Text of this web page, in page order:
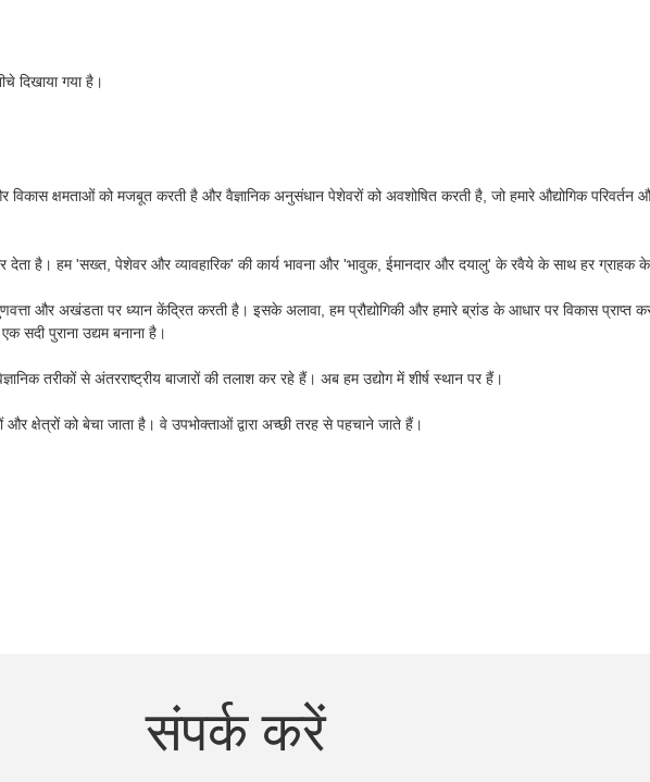
दिखाया गया है।
क्षमताओं को मजबूत करती है और वैज्ञानिक अनुसंधान पेशेवरों को अवशोषित करती है, जो हमारे औद्योगिक परिवर्तन
देता है। हम 'सख्त, पेशेवर और व्यावहारिक' की कार्य भावना और 'भावुक, ईमानदार और दयालु' के रवैये के साथ हर ग्राहक
और अखंडता पर ध्यान केंद्रित करती है। इसके अलावा, हम प्रौद्योगिकी और हमारे ब्रांड के आधार पर विकास प्राप्त
सदी पुराना उद्यम बनाना है।
तरीकों से अंतरराष्ट्रीय बाजारों की तलाश कर रहे हैं। अब हम उद्योग में शीर्ष स्थान पर हैं।
क्षेत्रों को बेचा जाता है। वे उपभोक्ताओं द्वारा अच्छी तरह से पहचाने जाते हैं।
संपर्क करें